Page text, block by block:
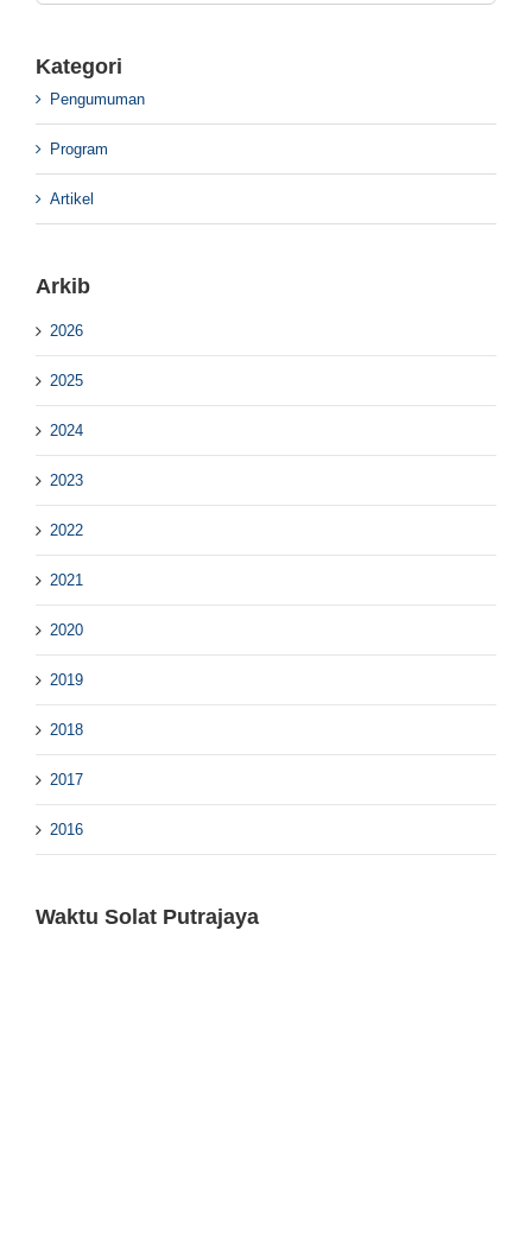
Kategori
Pengumuman
Program
Artikel
Arkib
2026
2025
2024
2023
2022
2021
2020
2019
2018
2017
2016
Waktu Solat Putrajaya